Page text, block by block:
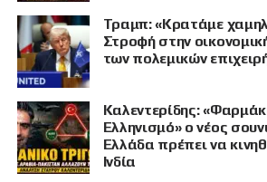
Τραμπ: «Κρατάμε
Στροφή στην
των πολεμικών
Καλεντερίδης:
Ελληνισμό» ο νέος
Ελλάδα πρέπει να
Ινδία